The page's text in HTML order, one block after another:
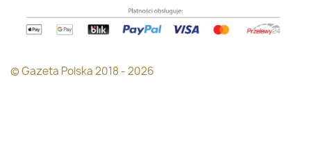
© Gazeta Polska 2018 - 2026